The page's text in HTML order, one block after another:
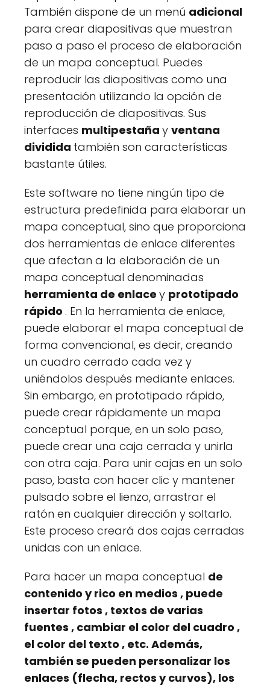
También dispone de un menú adicional
para crear diapositivas que muestran
paso a paso el proceso de elaboración
de un mapa conceptual. Puedes
reproducir las diapositivas como una
presentación utilizando la opción de
reproducción de diapositivas. Sus
interfaces multipestaña y ventana
dividida también son características
bastante útiles.
Este software no tiene ningún tipo de
estructura predefinida para elaborar un
mapa conceptual, sino que proporciona
dos herramientas de enlace diferentes
que afectan a la elaboración de un
mapa conceptual denominadas
herramienta de enlace y prototipado
rápido . En la herramienta de enlace,
puede elaborar el mapa conceptual de
forma convencional, es decir, creando
un cuadro cerrado cada vez y
uniéndolos después mediante enlaces.
Sin embargo, en prototipado rápido,
puede crear rápidamente un mapa
conceptual porque, en un solo paso,
puede crear una caja cerrada y unirla
con otra caja. Para unir cajas en un solo
paso, basta con hacer clic y mantener
pulsado sobre el lienzo, arrastrar el
ratón en cualquier dirección y soltarlo.
Este proceso creará dos cajas cerradas
unidas con un enlace.
Para hacer un mapa conceptual de
contenido yrico en medios , puede
insertar fotos , textos de varias
fuentes , cambiar el color del cuadro ,
el color del texto , etc. Además,
también se pueden personalizar los
enlaces (flecha, rectos y curvos), los